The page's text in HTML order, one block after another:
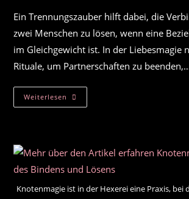
Ein Trennungszauber hilft dabei, die
zwei Menschen zu lösen, wenn eine
im Gleichgewicht ist. In der Liebesmagie
Rituale, um Partnerschaften zu
Weiterlesen Wirksame
Trennungszauber
Knotenmagie ist in der Hexerei eine Praxis, bei